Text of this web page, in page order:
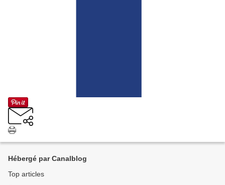
Hébergé par Canalblog
Top articles